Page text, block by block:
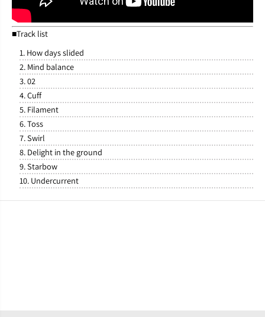
■Track list
1. How days slided
2. Mind balance
3. 02
4. Cuff
5. Filament
6. Toss
7. Swirl
8. Delight in the ground
9. Starbow
10. Undercurrent